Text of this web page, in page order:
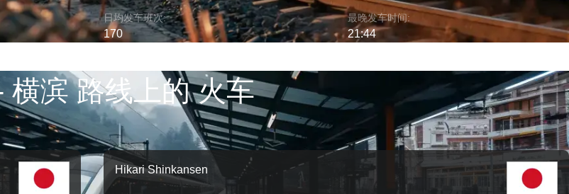
日均发车班次:
170
最晚发车时间:
21:44
横滨 路线上的 火车
Hikari Shinkansen